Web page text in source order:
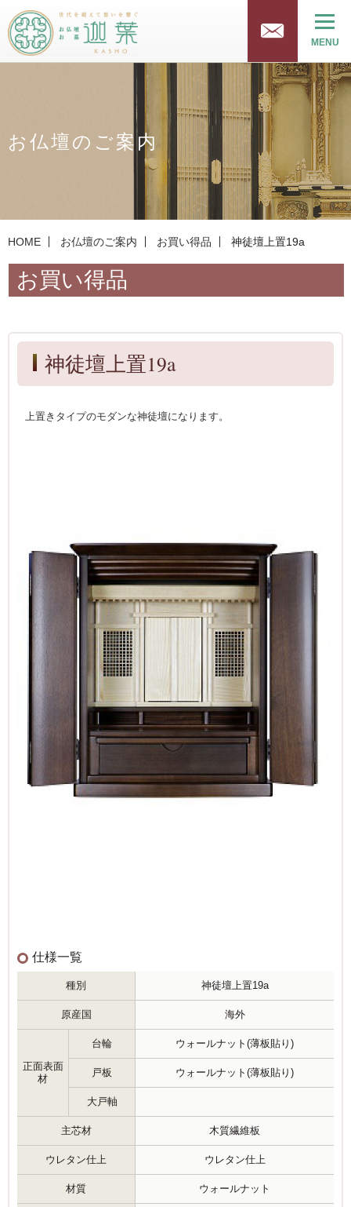
MENU
お仏壇のご案内
HOME お仏壇のご案内 お買い得品 神徒壇上置19a
お買い得品
神徒壇上置19a
上置きタイプのモダンな神徒壇になります。
仕様一覧
種別 神徒壇上置19a
原産国 海外
正面表面
材
台輪 ウォールナット(薄板貼り)
戸板 ウォールナット(薄板貼り)
大戸軸
主芯材 木質繊維板
ウレタン仕上 ウレタン仕上
材質 ウォールナット